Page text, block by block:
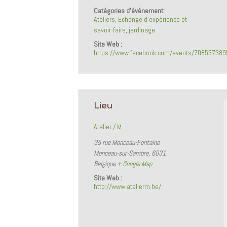
Catégories d’évènement:
Ateliers Echange d'expérience et
savoir-faire jardinage
Site Web :
https://www.facebook.com/events/
Lieu
Atelier / M
35 rue Monceau-Fontaine
Monceau-sur-Sambre, 6031
Belgique + Google Map
Site Web :
http://www.atelierm.be/